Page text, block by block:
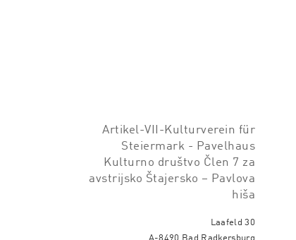
Artikel-VII-Kulturverein für
Steiermark - Pavelhaus
Kulturno društvo Člen 7 za
avstrijsko Štajersko – Pavlova
hiša
Laafeld 30
A-8490 Bad Radkersburg